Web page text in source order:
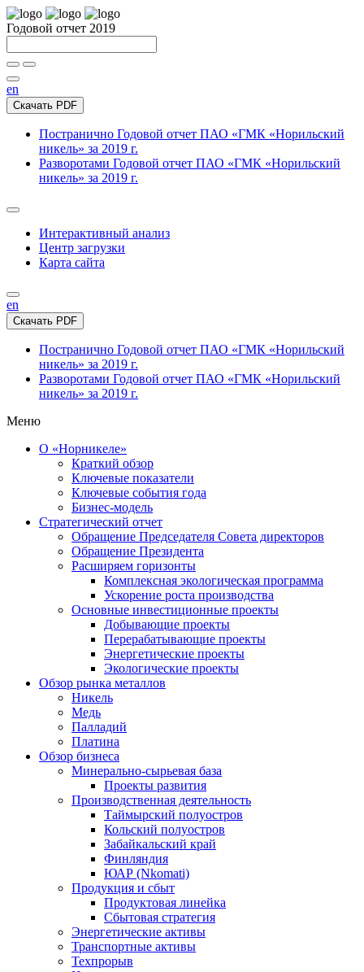
Годовой отчет 2019
en
Скачать PDF
Постранично Годовой отчет ПАО «ГМК «Норильский
никель» за 2019 г.
Разворотами Годовой отчет ПАО «ГМК «Норильский
никель» за 2019 г.
Интерактивный анализ
Центр загрузки
Карта сайта
en
Скачать PDF
Постранично Годовой отчет ПАО «ГМК «Норильский
никель» за 2019 г.
Разворотами Годовой отчет ПАО «ГМК «Норильский
никель» за 2019 г.
Меню
О «Норникеле»
Краткий обзор
Ключевые показатели
Ключевые события года
Бизнес-модель
Стратегический отчет
Обращение Председателя Совета директоров
Обращение Президента
Расширяем горизонты
Комплексная экологическая программа
Ускорение роста производства
Основные инвестиционные проекты
Добывающие проекты
Перерабатывающие проекты
Энергетические проекты
Экологические проекты
Обзор рынка металлов
Никель
Медь
Палладий
Платина
Обзор бизнеса
Минерально-сырьевая база
Проекты развития
Производственная деятельность
Таймырский полуостров
Кольский полуостров
Забайкальский край
Финляндия
ЮАР (Nkomati)
Продукция и сбыт
Продуктовая линейка
Сбытовая стратегия
Энергетические активы
Транспортные активы
Техпрорыв